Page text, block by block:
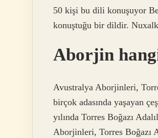
50 kişi bu dili konuşuyor
konuştuğu bir dildir. Nuxalk
Aborjin
Avustralya Aborjinleri,
birçok adasında yaşayan
yılında Torres Boğazı
Aborjinleri, Torres Boğazı